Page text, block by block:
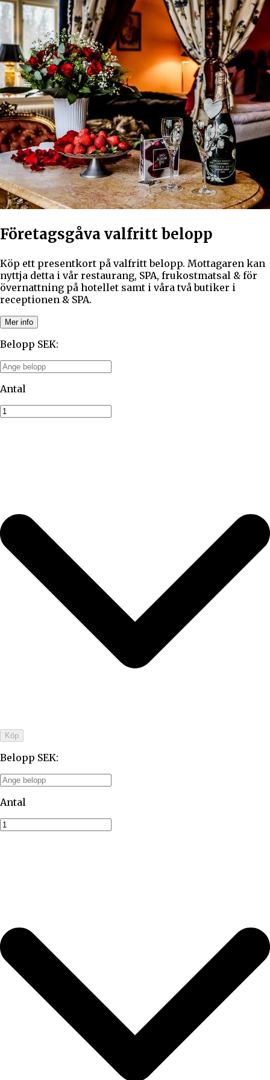
Företagsgåva valfritt belopp
Köp ett presentkort på valfritt belopp. Mottagaren kan
nyttja detta i vår restaurang, SPA, frukostmatsal & för
övernattning på hotellet samt i våra två butiker i
receptionen & SPA.
Mer info
Belopp SEK:
Antal
Köp
Belopp SEK:
Antal